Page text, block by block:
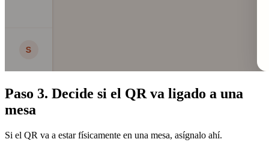
Paso 3. Decide si el QR va ligado a una
mesa
Si el QR va a estar físicamente en una mesa, asígnalo ahí.